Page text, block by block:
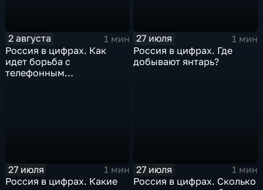
2 августа
1 мин
Россия в цифрах. Как
идет борьба с
телефонным
27 июля
1 мин
Россия в цифрах. Где
добывают янтарь?
27 июля
1 мин
Россия в цифрах. Какие
27 июля
1 мин
Россия в цифрах. Сколько